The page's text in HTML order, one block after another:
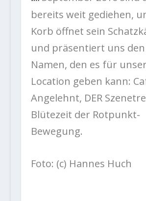
bereits weit gediehen,
Korb öffnet sein
und präsentiert uns
Namen, den es für
Location geben kann:
Angelehnt, DER
Blütezeit der Rotpunkt-
Bewegung.
Foto: (c) Hannes Huch